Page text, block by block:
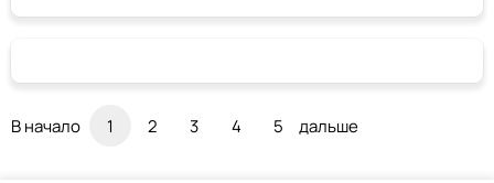
В начало 1 2 3 4 5 дальше